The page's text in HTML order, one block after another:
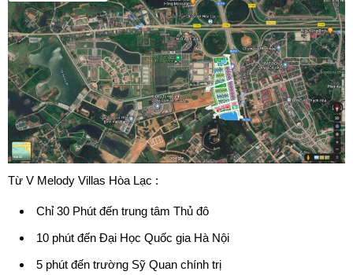
Từ V Melody Villas Hòa Lạc :
Chỉ 30 Phút đến trung tâm Thủ đô
10 phút đến Đại Học Quốc gia Hà Nội
5 phút đến trường Sỹ Quan chính trị